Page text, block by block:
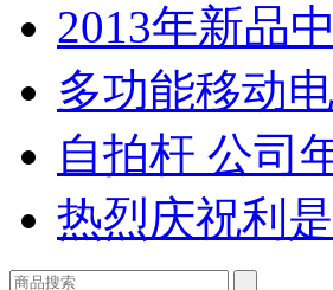
2013年新品
多功能移动
自拍杆 公司
热烈庆祝利